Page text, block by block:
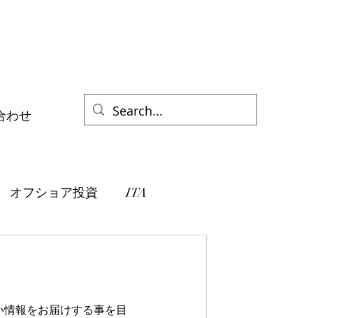
わせ
オフショア投資 ITA
報をお届けする事を目